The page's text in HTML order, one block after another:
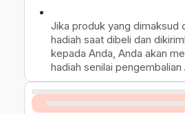
Jika produk yang dimaksud
hadiah saat dibeli dan
kepada Anda, Anda akan
hadiah senilai pengembalian